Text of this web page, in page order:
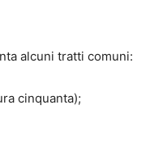
alcuni tratti comuni:
cinquanta);